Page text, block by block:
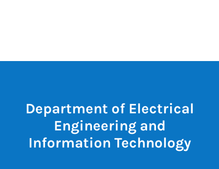
Department of Electrical
Engineering and
Information Technology